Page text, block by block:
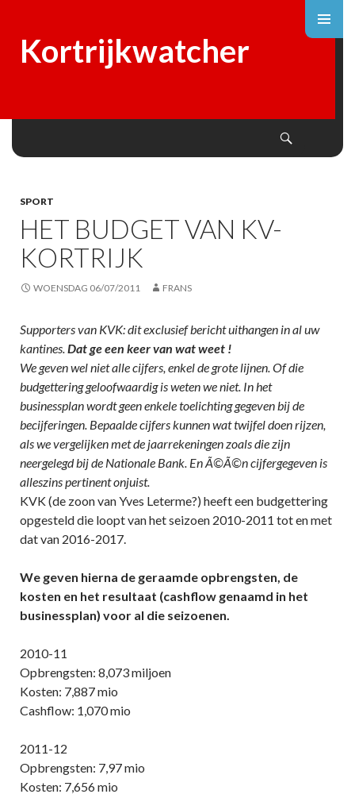
Kortrijkwatcher
SPORT
HET BUDGET VAN KV-
KORTRIJK
WOENSDAG 06/07/2011 FRANS
Supporters van KVK: dit exclusief bericht uithangen in al uw
kantines.Dat ge een keer van wat weet !
We geven wel niet alle cijfers, enkel de grote lijnen. Of die
budgettering geloofwaardig is weten we niet. In het
businessplan wordt geen enkele toelichting gegeven bij de
becijferingen. Bepaalde cijfers kunnen wat twijfel doen rijzen,
als we vergelijken met de jaarrekeningen zoals die zijn
neergelegd bij de Nationale Bank. En Ã©Ã©n cijfergegeven is
alleszins pertinent onjuist.
KVK (de zoon van Yves Leterme?) heeft een budgettering
opgesteld die loopt van het seizoen 2010-2011 tot en met
dat van 2016-2017.
We geven hierna de geraamde opbrengsten, de
kosten en het resultaat (cashflow genaamd in het
businessplan) voor al die seizoenen.
2010-11
Opbrengsten: 8,073 miljoen
Kosten: 7,887 mio
Cashflow: 1,070 mio
2011-12
Opbrengsten: 7,97 mio
Kosten: 7,656 mio